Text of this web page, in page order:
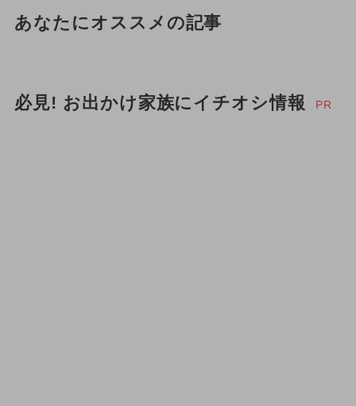
あなたにオススメの記事
必見! お出かけ家族にイチオシ情報 PR